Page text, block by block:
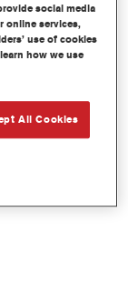
acabados
con el
social media
online services,
use of cookies
how we use
All Cookies